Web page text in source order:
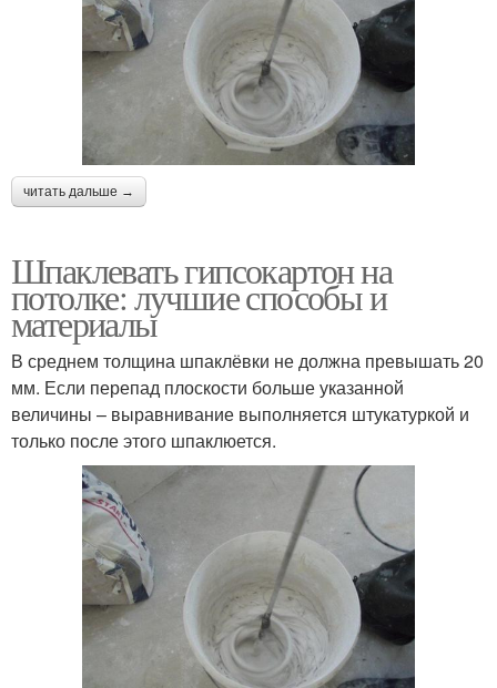
читать дальше →
Шпаклевать гипсокартон на
потолке: лучшие способы и
материалы
В среднем толщина шпаклёвки не должна превышать 20
мм. Если перепад плоскости больше указанной
величины – выравнивание выполняется штукатуркой и
только после этого шпаклюется.